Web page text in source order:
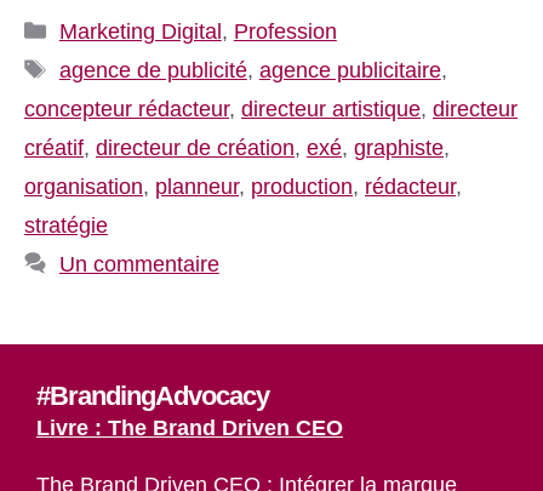
Catégories
Marketing Digital , Profession
Étiquettes
agence de publicité, agence publicitaire,
concepteur rédacteur, directeur artistique, directeur
créatif, directeur de création, exé, graphiste,
organisation, planneur, production, rédacteur,
stratégie
Un commentaire
#BrandingAdvocacy
Livre : The Brand Driven CEO
The Brand Driven CEO : Intégrer la marque